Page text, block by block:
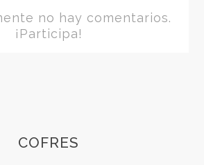
no hay comentarios.
¡Participa!
COFRES